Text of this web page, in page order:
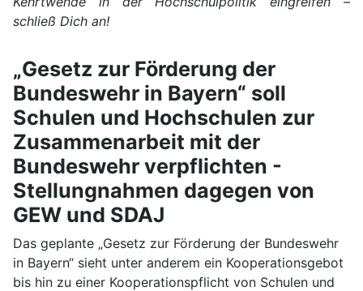
schließ Dich an!
„Gesetz zur Förderung der
Bundeswehr in Bayern“ soll
Schulen und Hochschulen zur
Zusammenarbeit mit der
Bundeswehr verpflichten -
Stellungnahmen dagegen von
GEW und SDAJ
Das geplante „Gesetz zur Förderung der Bundeswehr
in Bayern“ sieht unter anderem ein Kooperationsgebot
bis hin zu einer Kooperationspflicht von Schulen und